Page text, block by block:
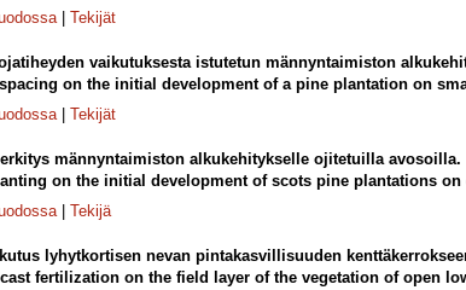
| Tekijät
vaikutuksesta istutetun männyntaimiston
on the initial development of a pine plantation on
| Tekijät
männyntaimiston alkukehitykselle ojitetuilla avosoilla.
on the initial development of scots pine plantations
| Tekijä
lyhytkortisen nevan pintakasvillisuuden
fertilization on the field layer of the vegetation of open